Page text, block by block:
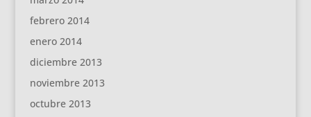
febrero 2014
enero 2014
diciembre 2013
noviembre 2013
octubre 2013